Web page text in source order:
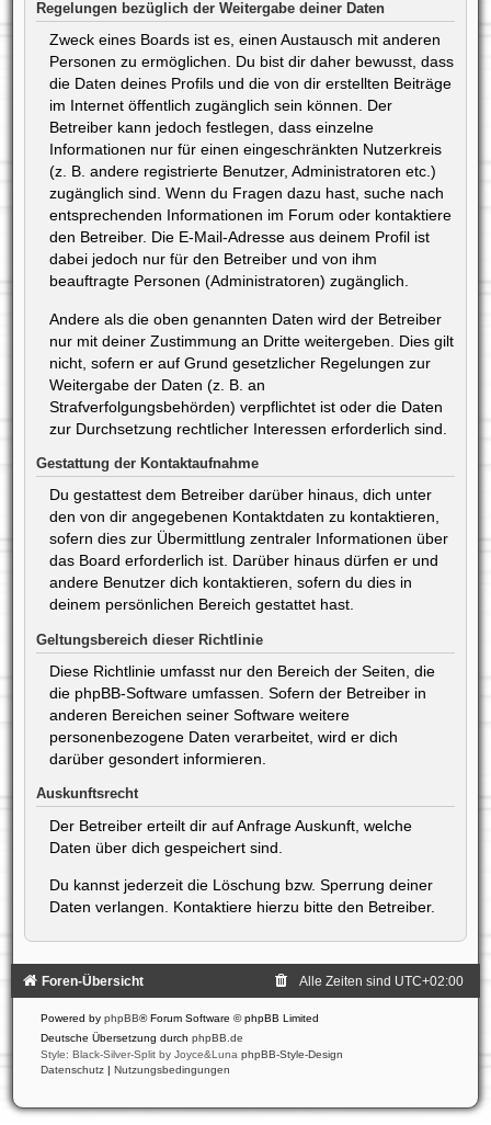
Regelungen bezüglich der Weitergabe deiner Daten
Zweck eines Boards ist es, einen Austausch mit anderen
Personen zu ermöglichen. Du bist dir daher bewusst, dass
die Daten deines Profils und die von dir erstellten Beiträge
im Internet öffentlich zugänglich sein können. Der
Betreiber kann jedoch festlegen, dass einzelne
Informationen nur für einen eingeschränkten Nutzerkreis
(z. B. andere registrierte Benutzer, Administratoren etc.)
zugänglich sind. Wenn du Fragen dazu hast, suche nach
entsprechenden Informationen im Forum oder kontaktiere
den Betreiber. Die E-Mail-Adresse aus deinem Profil ist
dabei jedoch nur für den Betreiber und von ihm
beauftragte Personen (Administratoren) zugänglich.
Andere als die oben genannten Daten wird der Betreiber
nur mit deiner Zustimmung an Dritte weitergeben. Dies gilt
nicht, sofern er auf Grund gesetzlicher Regelungen zur
Weitergabe der Daten (z. B. an
Strafverfolgungsbehörden) verpflichtet ist oder die Daten
zur Durchsetzung rechtlicher Interessen erforderlich sind.
Gestattung der Kontaktaufnahme
Du gestattest dem Betreiber darüber hinaus, dich unter
den von dir angegebenen Kontaktdaten zu kontaktieren,
sofern dies zur Übermittlung zentraler Informationen über
das Board erforderlich ist. Darüber hinaus dürfen er und
andere Benutzer dich kontaktieren, sofern du dies in
deinem persönlichen Bereich gestattet hast.
Geltungsbereich dieser Richtlinie
Diese Richtlinie umfasst nur den Bereich der Seiten, die
die phpBB-Software umfassen. Sofern der Betreiber in
anderen Bereichen seiner Software weitere
personenbezogene Daten verarbeitet, wird er dich
darüber gesondert informieren.
Auskunftsrecht
Der Betreiber erteilt dir auf Anfrage Auskunft, welche
Daten über dich gespeichert sind.
Du kannst jederzeit die Löschung bzw. Sperrung deiner
Daten verlangen. Kontaktiere hierzu bitte den Betreiber.
Foren-Übersicht Alle Zeiten sind UTC+02:00
Powered by phpBB® Forum Software © phpBB Limited
Deutsche Übersetzung durch phpBB.de
Style: Black-Silver-Split by Joyce&Luna phpBB-Style-Design
Datenschutz | Nutzungsbedingungen